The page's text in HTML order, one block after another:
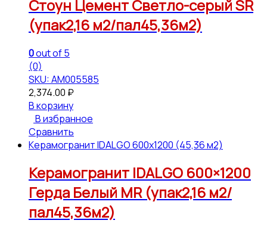
Стоун Цемент Светло-серый SR
(упак2,16 м2/пал45,36м2)
0out of 5
(0)
SKU: АМ005585
2,374.00 ₽
В корзину
В избранное
Сравнить
Керамогранит IDALGO 600x1200 (45,36 м2)
Керамогранит IDALGO 600×1200
Герда Белый МR (упак2,16 м2/
пал45,36м2)